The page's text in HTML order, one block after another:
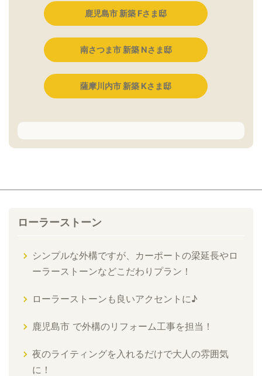
鹿児島市 新築 Fさま邸
南さつま市 新築 Nさま邸
薩摩川内市 新築 Kさま邸
ローラーストーン
シンプルな外構ですが、カーポートの梁延長やロ
ーラーストーンなどこだわりプラン！
ローラーストーンも良いアクセントに♪
鹿児島市 で外構のリフォーム工事を担当！
夜のライティングを入れるだけで大人の雰囲気
に！